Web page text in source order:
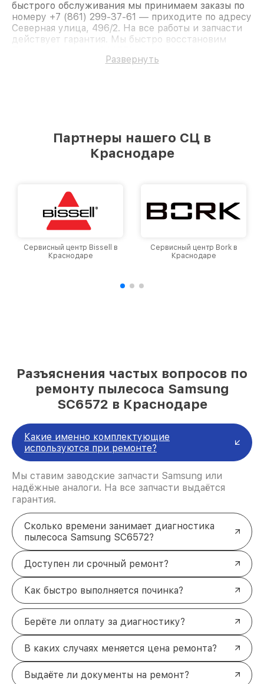
быстрого обслуживания мы принимаем заказы по
номеру +7 (861) 299-37-61 — приходите по адресу
Северная улица, 496/2. На все работы и запчасти
действует гарантия. Мы быстро восстановим
Развернуть
Партнеры нашего СЦ в
Краснодаре
Сервисный центр Bissell в
Краснодаре
Сервисный центр Bork в
Краснодаре
Разъяснения частых вопросов по
ремонту пылесоса Samsung
SC6572 в Краснодаре
Какие именно комплектующие
используются при ремонте?
Мы ставим заводские запчасти Samsung или
надёжные аналоги. На все запчасти выдаётся
гарантия.
Сколько времени занимает диагностика
пылесоса Samsung SC6572?
Доступен ли срочный ремонт?
Как быстро выполняется починка?
Берёте ли оплату за диагностику?
В каких случаях меняется цена ремонта?
Выдаёте ли документы на ремонт?